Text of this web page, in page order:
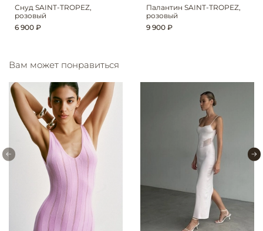
Снуд SAINT-TROPEZ,
розовый
6 900 ₽
Палантин SAINT-TROPEZ,
розовый
9 900 ₽
Вам может понравиться